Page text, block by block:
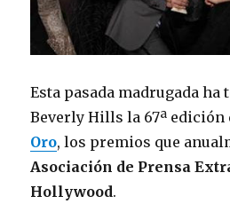
Esta pasada madrugada ha
Beverly Hills la 67ª edición
Oro, los premios que
Asociación de Prensa
Hollywood.